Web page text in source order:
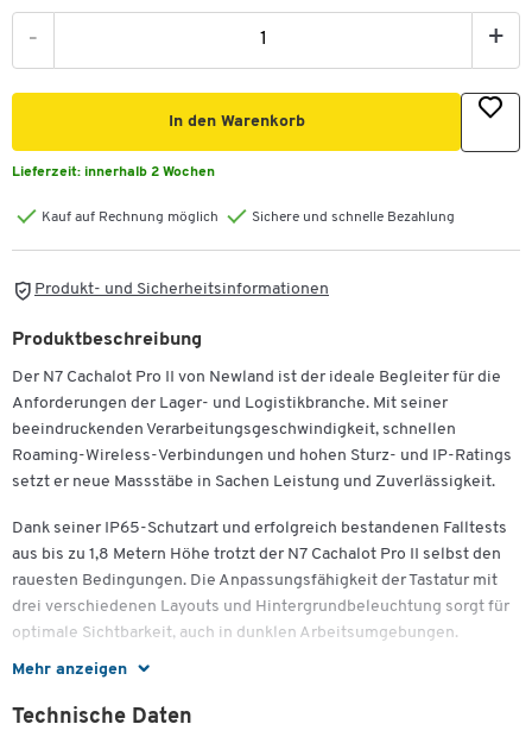
- +
In den Warenkorb
Lieferzeit: innerhalb 2 Wochen
Kauf auf Rechnung möglich Sichere und schnelle Bezahlung
Produkt- und Sicherheitsinformationen
Mehr anzeigen
Produktbeschreibung
Der N7 Cachalot Pro II von Newland ist der ideale Begleiter für die
Anforderungen der Lager- und Logistikbranche. Mit seiner
beeindruckenden Verarbeitungsgeschwindigkeit, schnellen
Roaming-Wireless-Verbindungen und hohen Sturz- und IP-Ratings
setzt er neue Massstäbe in Sachen Leistung und Zuverlässigkeit.
Dank seiner IP65-Schutzart und erfolgreich bestandenen Falltests
aus bis zu 1,8 Metern Höhe trotzt der N7 Cachalot Pro II selbst den
rauesten Bedingungen. Die Anpassungsfähigkeit der Tastatur mit
drei verschiedenen Layouts und Hintergrundbeleuchtung sorgt für
optimale Sichtbarkeit, auch in dunklen Arbeitsumgebungen.
Die fortschrittliche Duo Near & Far-Scanning-Technologie
ermöglicht ein müheloses Erfassen und Decodieren von Barcodes
Technische Daten